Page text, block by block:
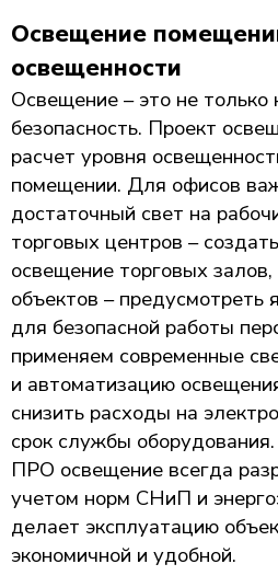
Освещение
освещенности
Освещение – это не только
безопасность. Проект
расчет уровня
помещении. Для офисов
достаточный свет на
торговых центров –
освещение торговых
объектов – предусмотреть
для безопасной работы
применяем современные
и автоматизацию
снизить расходы на
срок службы
ПРО освещение всегда
учетом норм СНиП и
делает эксплуатацию
экономичной и удобной.